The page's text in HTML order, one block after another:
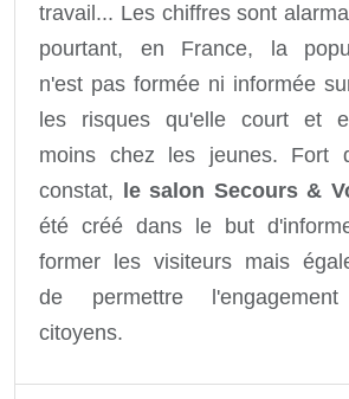
travail... Les chiffres sont
pourtant, en France, la
n'est pas formée ni informée
les risques qu'elle court et
moins chez les jeunes. Fort
constat,
le salon Secours &
été créé dans le but
former les visiteurs mais
de permettre
citoyens.